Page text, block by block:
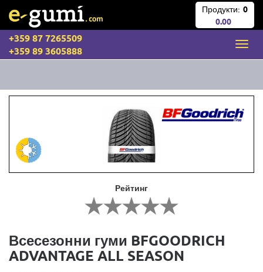
Продукти: 0
0.00
+359 87 7265509
+359 89 3605888
Рейтинг
Всесезонни гуми BFGOODRICH
ADVANTAGE ALL SEASON